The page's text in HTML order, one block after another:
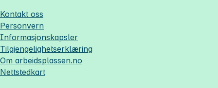
Kontakt oss
Personvern
Informasjonskapsler
Tilgjengelighetserklæring
Om arbeidsplassen.no
Nettstedkart